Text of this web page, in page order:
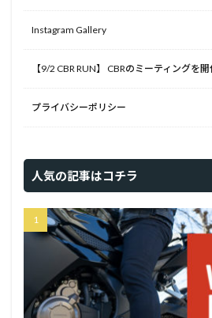
Instagram Gallery
【9/2 CBR RUN】 CBRのミーティングを開
プライバシーポリシー
人気の記事はコチラ